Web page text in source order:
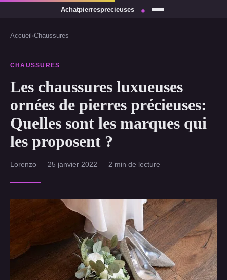
Accueil ›Chaussures
CHAUSSURES
Les chaussures luxueuses
ornées de pierres précieuses:
Quelles sont les marques qui
les proposent ?
Lorenzo — 25 janvier 2022 — 2 min de lecture